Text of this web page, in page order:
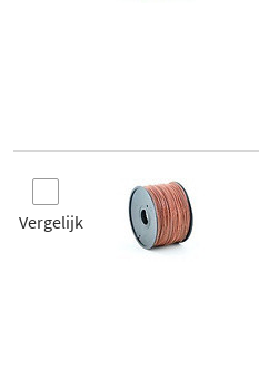
Vergelijk